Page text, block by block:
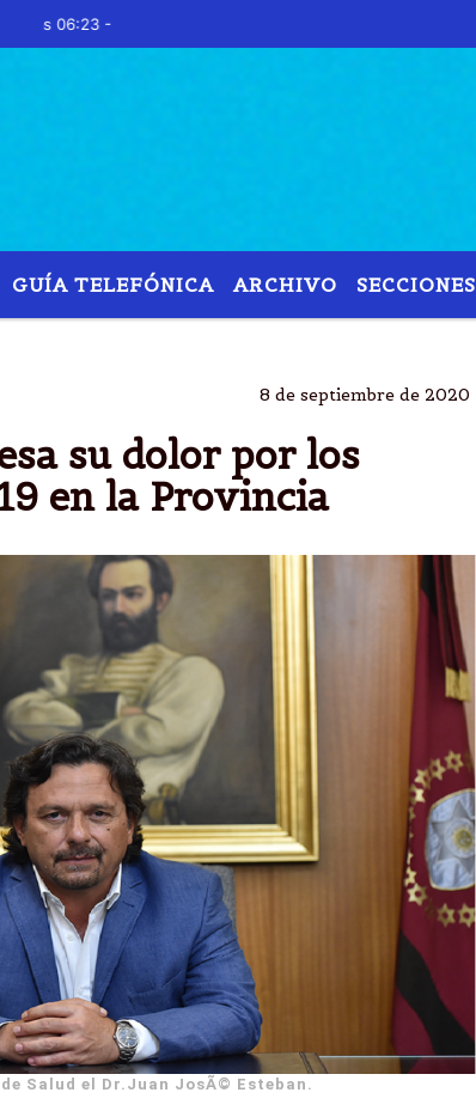
-
GUÍA TELEFÓNICA ARCHIVO SECCIONES
8 de septiembre de 2020
su dolor por los
en la Provincia
Salud el Dr.Juan JosÃ© Esteban.